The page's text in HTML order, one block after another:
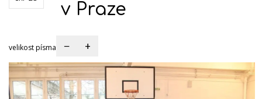
v Praze
velikost písma − +